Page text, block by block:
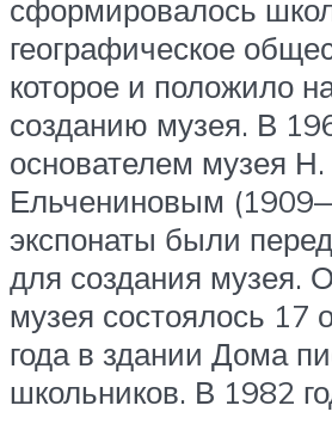
сформировалось
географическое
которое и положило
созданию музея. В
основателем музея Н.
Ельчениновым
экспонаты были
для создания музея.
музея состоялось 17
года в здании Дома
школьников. В 1982